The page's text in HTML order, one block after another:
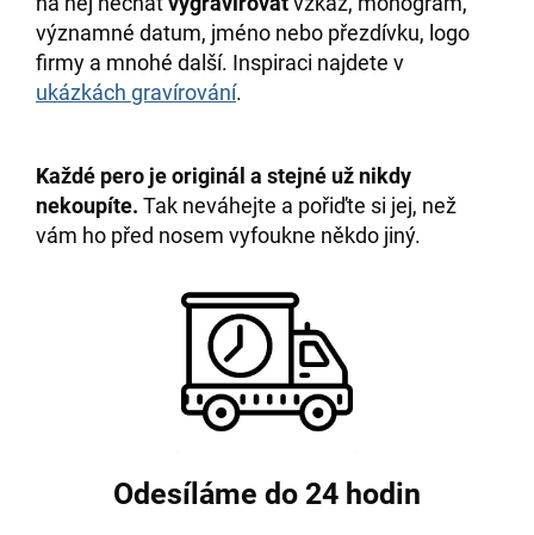
významné datum, jméno nebo přezdívku, logo
firmy a mnohé další. Inspiraci najdete v
ukázkách gravírování.
Každé pero je originál a stejné už nikdy
nekoupíte. Tak neváhejte a pořiďte si jej, než
vám ho před nosem vyfoukne někdo jiný.
Odesíláme do 24 hodin